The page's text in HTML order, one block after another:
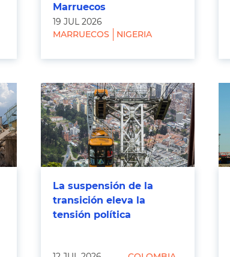
Marruecos
19 JUL 2026
MARRUECOS
NIGERIA
La suspensión de la
transición eleva la
tensión política